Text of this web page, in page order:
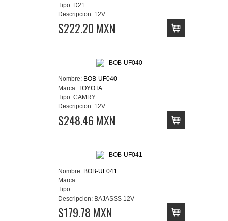
Tipo: D21
Descripcion: 12V
$222.20 MXN
Nombre: BOB-UF040
Marca: TOYOTA
Tipo: CAMRY
Descripcion: 12V
$248.46 MXN
Nombre: BOB-UF041
Marca:
Tipo:
Descripcion: BAJASSS 12V
$179.78 MXN